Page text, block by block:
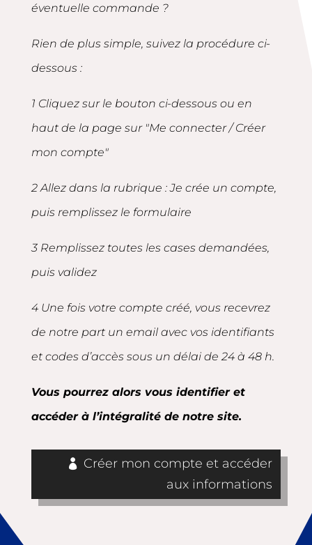
éventuelle commande ?
Rien de plus simple, suivez la procédure ci-
dessous :
1 Cliquez sur le bouton ci-dessous ou en
haut de la page sur "Me connecter / Créer
mon compte"
2 Allez dans la rubrique : Je crée un compte,
puis remplissez le formulaire
3 Remplissez toutes les cases demandées,
puis validez
4 Une fois votre compte créé, vous recevrez
de notre part un email avec vos identifiants
et codes d’accès sous un délai de 24 à 48 h.
Vous pourrez alors vous identifier et
accéder à l’intégralité de notre site.
Créer mon compte et accéder
aux informations